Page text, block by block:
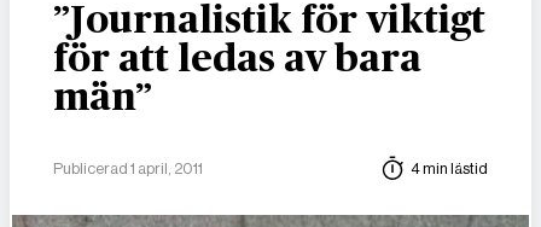
”Journalistik för viktigt
för att ledas av bara
män”
Publicerad 1 april, 2011 4 min lästid